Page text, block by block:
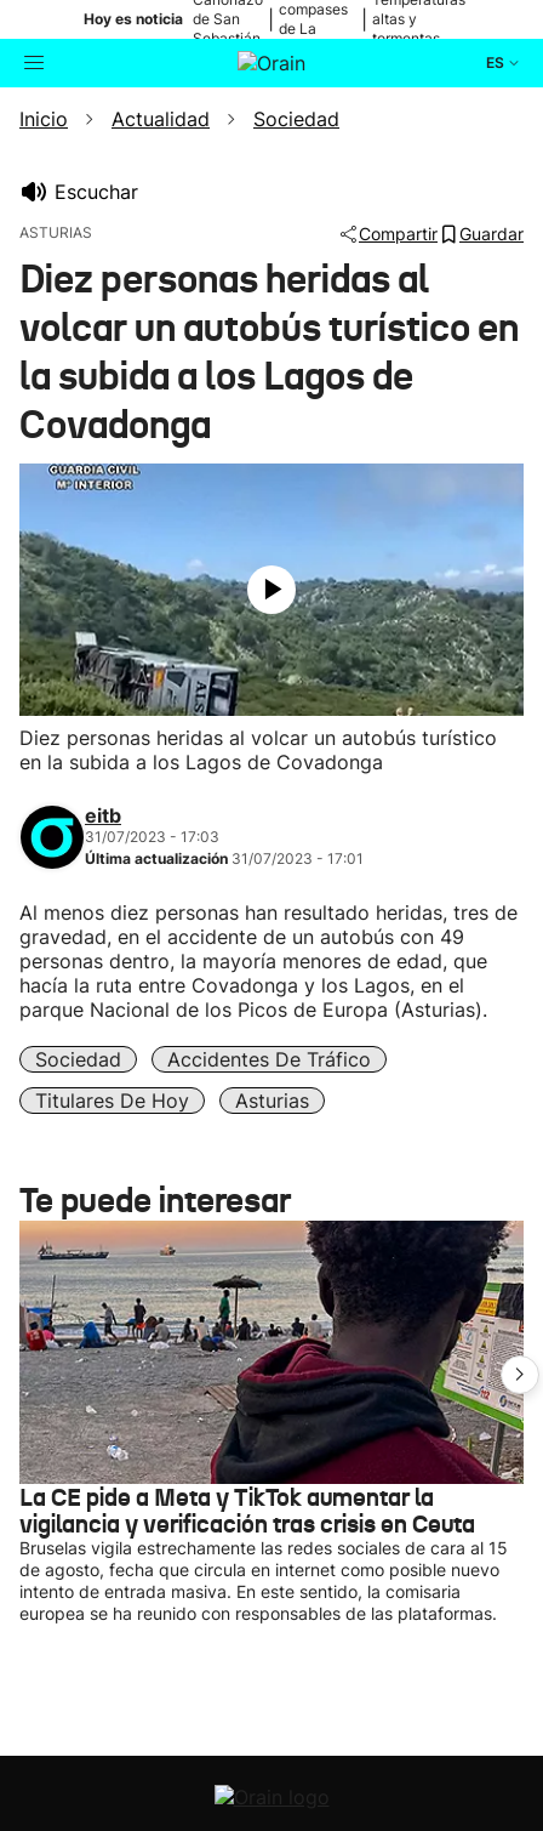
Hoy es noticia de San
Sebastián
compases
de La
altas y
tormentas
ES
Buscador Actualidad
Ikusmiran
Eguraldia
Inicio Actualidad Sociedad
Escuchar
ASTURIAS Compartir Guardar
Diez personas heridas al
volcar un autobús turístico en
la subida a los Lagos de
Covadonga
Diez personas heridas al volcar un autobús turístico
en la subida a los Lagos de Covadonga
eitb
31/07/2023 - 17:03
Última actualización 31/07/2023 - 17:01
Al menos diez personas han resultado heridas, tres de
gravedad, en el accidente de un autobús con 49
personas dentro, la mayoría menores de edad, que
hacía la ruta entre Covadonga y los Lagos, en el
parque Nacional de los Picos de Europa (Asturias).
Sociedad
Accidentes De Tráfico
Titulares De Hoy
Asturias
Te puede interesar
La CE pide a Meta y TikTok aumentar la
vigilancia y verificación tras crisis en Ceuta
Bruselas vigila estrechamente las redes sociales de cara al 15
de agosto, fecha que circula en internet como posible nuevo
intento de entrada masiva. En este sentido, la comisaria
europea se ha reunido con responsables de las plataformas.